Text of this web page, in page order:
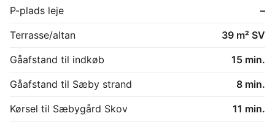
P-plads leje
–
Terrasse/altan
39 m² SV
Gåafstand til indkøb
15 min.
Gåafstand til Sæby strand
8 min.
Kørsel til Sæbygård Skov
11 min.